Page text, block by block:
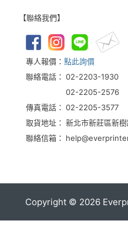
【聯絡我們】
專人報價： 點此詢價
聯絡電話： 02-2203-1930
02-2205-2576
傳真電話： 02-2205-3577
取貨地址： 新北市新莊區新
聯絡信箱：
Copyright © 2026